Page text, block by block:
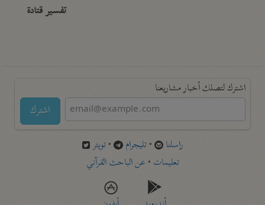
تفسير قتادة
اشترك لتصلك أخبار مشاريعنا
اشترك
راسلنا •تليجرام •تويتر
تعليمات •عن الباحث القرآني